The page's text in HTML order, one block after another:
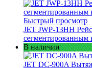
Быстрый просмотр
JET JWP-13HH
сегментированным
В наличии
JET DC-900A